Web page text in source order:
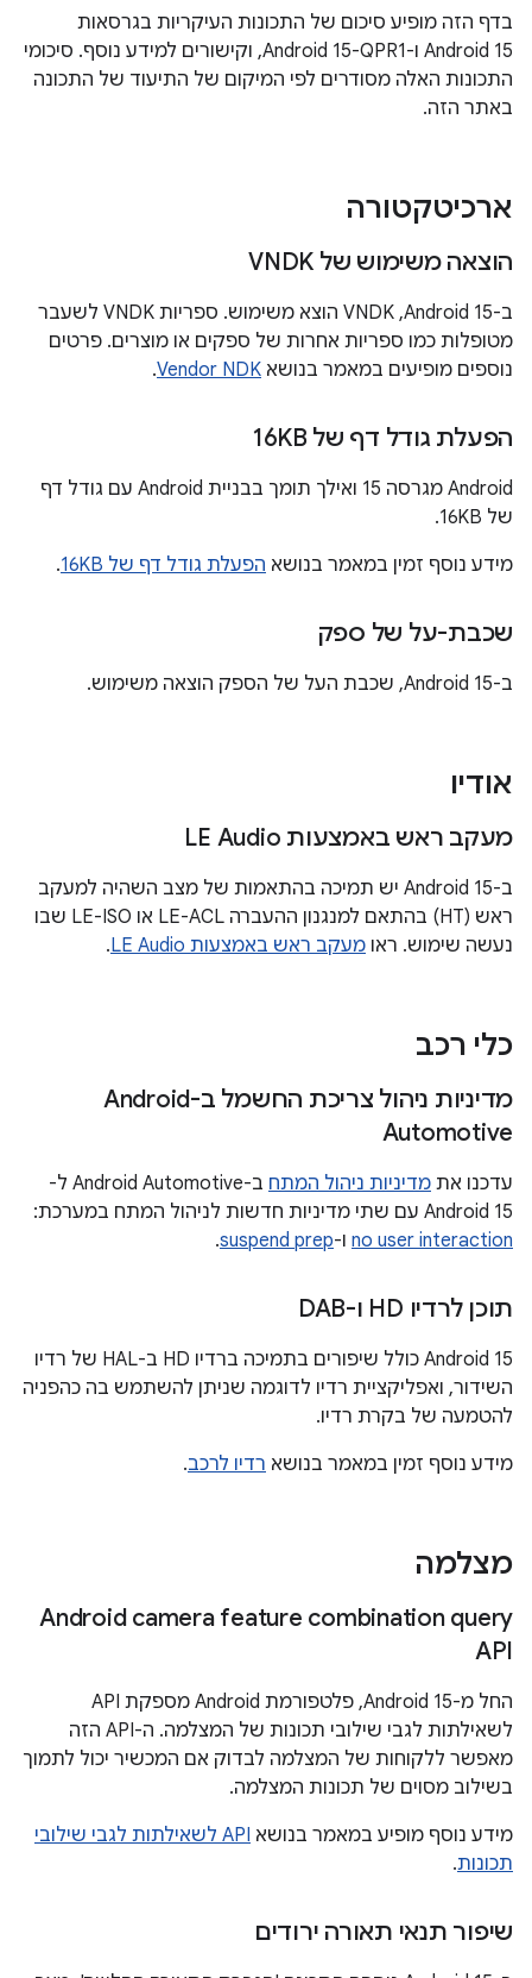
בדף הזה מופיע סיכום של התכונות העיקריות בגרסאות
Android 15 ו-Android 15-QPR1, וקישורים למידע נוסף. סיכומי
התכונות האלה מסודרים לפי המיקום של התיעוד של התכונה
באתר הזה.
ארכיטקטורה
הוצאה משימוש של VNDK
ב-Android 15,‏ VNDK הוצא משימוש. ספריות VNDK לשעבר
מטופלות כמו ספריות אחרות של ספקים או מוצרים. פרטים
נוספים מופיעים במאמר בנושא Vendor NDK
.
הפעלת גודל דף של 16KB
‫Android מגרסה 15 ואילך תומך בבניית Android עם גודל דף
של 16KB.
מידע נוסף זמין במאמר בנושא הפעלת גודל דף של 16KB .
שכבת-על של ספק
ב-Android 15, שכבת העל של הספק הוצאה משימוש.
אודיו
מעקב ראש באמצעות LE Audio
ב-Android 15 יש תמיכה בהתאמות של מצב השהיה למעקב
ראש (HT) בהתאם למנגנון ההעברה LE-ACL או LE-ISO שבו
נעשה שימוש. ראו מעקב ראש באמצעות LE Audio .
כלי רכב
מדיניות ניהול צריכת החשמל ב-Android
Automotive
עדכנו את מדיניות ניהול המתח
ב-Android Automotive ל-
Android 15 עם שתי מדיניות חדשות לניהול המתח במערכת:
no user interaction ו-suspend prep
.
תוכן לרדיו HD ו-DAB
‫Android 15 כולל שיפורים בתמיכה ברדיו HD ב-HAL של רדיו
השידור, ואפליקציית רדיו לדוגמה שניתן להשתמש בה כהפניה
להטמעה של בקרת רדיו.
מידע נוסף זמין במאמר בנושא רדיו לרכב.
מצלמה
Android camera feature combination query
API
החל מ-Android 15, פלטפורמת Android מספקת API
לשאילתות לגבי שילובי תכונות של המצלמה. ה-API הזה
מאפשר ללקוחות של המצלמה לבדוק אם המכשיר יכול לתמוך
בשילוב מסוים של תכונות המצלמה.
מידע נוסף מופיע במאמר בנושא
API לשאילתות לגבי שילובי
תכונות.
שיפור תנאי תאורה ירודים